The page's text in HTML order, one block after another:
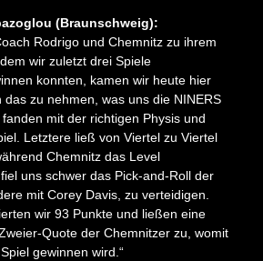
(Braunschweig):
Rodrigo und Chemnitz zu ihrem
wir zuletzt drei Spiele
konnten, kamen wir heute hier
das zu nehmen, was uns die NINERS
mit der richtigen Physis und
Letztere ließ von Viertel zu Viertel
Chemnitz das Level
uns schwer das Pick-and-Roll der
mit Corey Davis, zu verteidigen.
wir 93 Punkte und ließen eine
Quote der Chemnitzer zu, womit
gewinnen wird.“